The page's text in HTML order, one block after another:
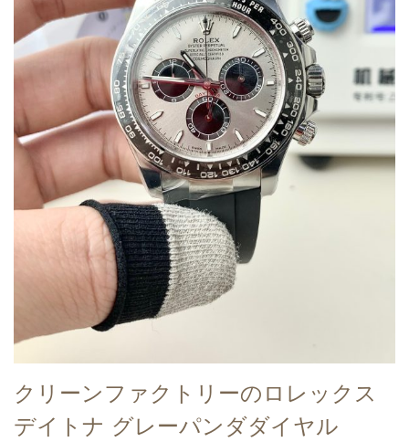
クリーンファクトリーのロレックス
デイトナ グレーパンダダイヤル